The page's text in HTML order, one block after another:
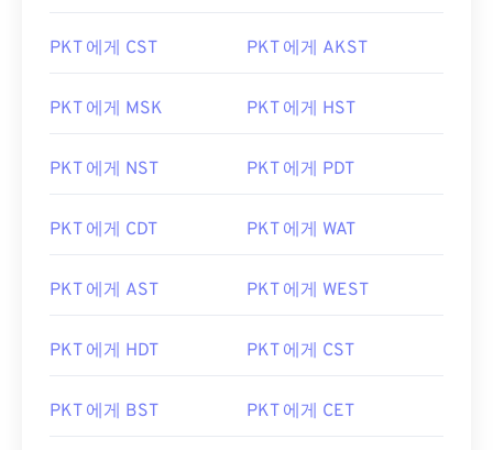
PKT 에게 CST PKT 에게 AKST
PKT 에게 MSK PKT 에게 HST
PKT 에게 NST PKT 에게 PDT
PKT 에게 CDT PKT 에게 WAT
PKT 에게 AST PKT 에게 WEST
PKT 에게 HDT PKT 에게 CST
PKT 에게 BST PKT 에게 CET